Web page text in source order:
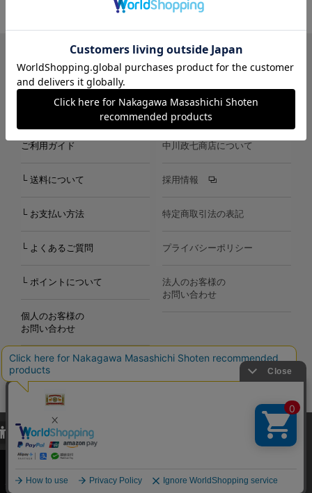
LINE Instagram X Facebook メールマガジン
ご利用ガイド
└ 送料について
└ お支払い方法
└ よくあるご質問
└ ポイントについて
個人のお客様の
お問い合わせ
中川政七商店について
採用情報
特定商取引法の表記
プライバシーポリシー
法人のお客様の
お問い合わせ
Copyright©2000-2026
Nakagawa Masashichi Shoten All Rights Reserved.
当サイトでは、当サイト内における閲覧履歴・属性情報などの取得およ
び利便性向上のためにクッキー（Cookie）を使用いたします。詳細に
関しては「プライバシーポリシー
承諾する